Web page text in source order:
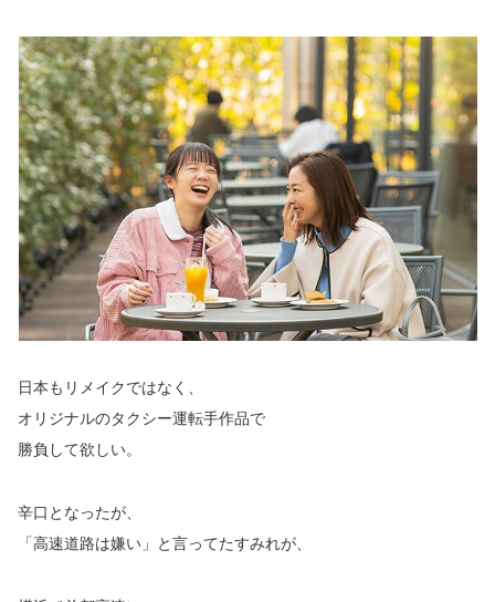
日本もリメイクではなく、
オリジナルのタクシー運転手作品で
勝負して欲しい。
辛口となったが、
「高速道路は嫌い」と言ってたすみれが、